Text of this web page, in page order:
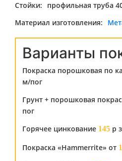
Стойки:
профильная труба
Материал изготовления:
Варианты
Покраска порошковая по
м/пог
Грунт + порошковая
пог
Горячее цинкование 145 р
Покраска «Hammerrite» от